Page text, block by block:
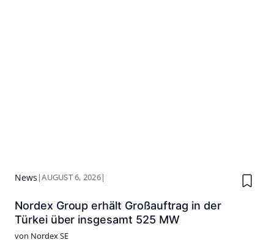
News |AUGUST 6, 2026|
Nordex Group erhält Großauftrag in der
Türkei über insgesamt 525 MW
von Nordex SE